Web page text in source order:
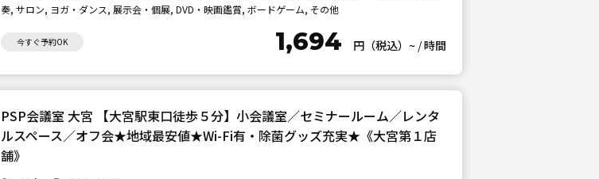
奏, サロン, ヨガ・ダンス, 展示会・個展, DVD・映画鑑賞, ボードゲーム, その他
今すぐ予約OK 1,694 円（税込）~ /時間
PSP会議室 大宮 【大宮駅東口徒歩５分】小会議室／セミナールーム／レンタ
ルスペース／オフ会★地域最安値★Wi-Fi有・除菌グッズ充実★《大宮第１店
舗》